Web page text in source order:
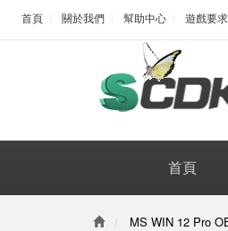
首頁 關於我們 幫助中心 遊戲要求
首頁
MS WIN 12 Pro